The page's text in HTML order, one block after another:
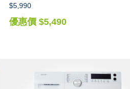
$5,990
優惠價 $5,490